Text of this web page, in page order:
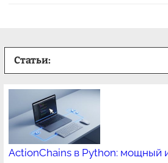
Статьи:
ActionChains в Python: мощный